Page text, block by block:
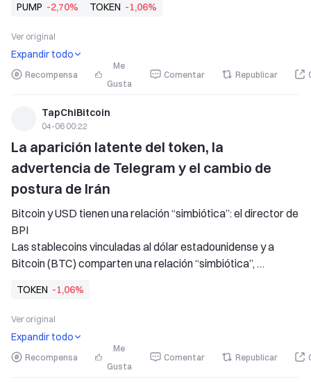
PUMP -2,70% TOKEN -1,06%
Ver original
Expandir todo
Recompensa
Me
Gusta
Comentar Republicar
TapChiBitcoin
04-06 00:22
La aparición latente del token, la
advertencia de Telegram y el cambio de
postura de Irán
Bitcoin y USD tienen una relación “simbiótica”: el director de
BPI
Las stablecoins vinculadas al dólar estadounidense y a
Bitcoin (BTC) comparten una relación “simbiótica”,
según Sam Lyman, jefe de investigación en el Bitcoin Policy
Institute (BPI), una organización de defensa para el tài
TOKEN -1,06%
Ver original
Expandir todo
Recompensa
Me
Gusta
Comentar Republicar